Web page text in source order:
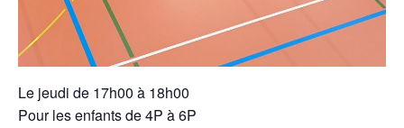
Le jeudi de 17h00 à 18h00
Pour les enfants de 4P à 6P